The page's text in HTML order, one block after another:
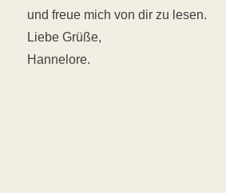
und freue mich von dir zu lesen.
Liebe Grüße,
Hannelore.